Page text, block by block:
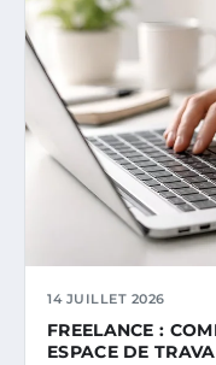
14 JUILLET 2026
FREELANCE :
ESPACE DE